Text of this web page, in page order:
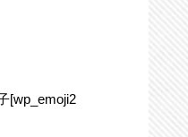
[wp_emoji2